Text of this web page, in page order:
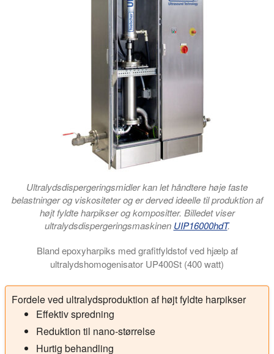
Ultralydsdispergeringsmidler kan let håndtere høje faste
belastninger og viskositeter og er derved ideelle til produktion af
højt fyldte harpikser og kompositter. Billedet viser
ultralydsdispergeringsmaskinen UIP16000hdT.
Bland epoxyharpiks med grafitfyldstof ved hjælp af
ultralydshomogenisator UP400St (400 watt)
Fordele ved ultralydsproduktion af højt fyldte harpikser
Effektiv spredning
Reduktion til nano-størrelse
Hurtig behandling